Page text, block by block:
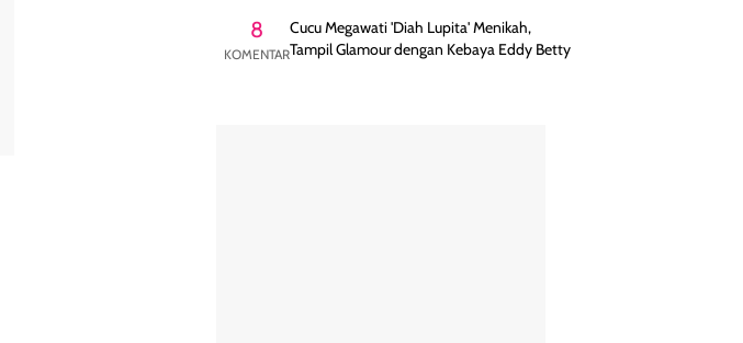
8
KOMENTAR
Cucu Megawati 'Diah Lupita' Menikah,
Tampil Glamour dengan Kebaya Eddy Betty